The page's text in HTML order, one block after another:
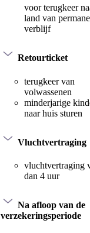
voor terugkeer
land van
verblijf
Retourticket
terugkeer van
volwassenen
minderjarige
naar huis sturen
Vluchtvertraging
vluchtvertraging
dan 4 uur
Na afloop van de
verzekeringsperiode